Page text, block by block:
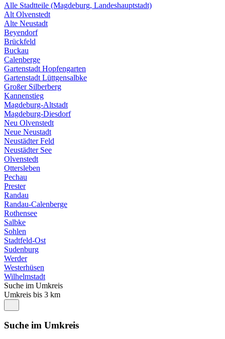
Alle Stadtteile (Magdeburg, Landeshauptstadt)
Alt Olvenstedt
Alte Neustadt
Beyendorf
Brückfeld
Buckau
Calenberge
Gartenstadt Hopfengarten
Gartenstadt Lüttgensalbke
Großer Silberberg
Kannenstieg
Magdeburg-Altstadt
Magdeburg-Diesdorf
Neu Olvenstedt
Neue Neustadt
Neustädter Feld
Neustädter See
Olvenstedt
Ottersleben
Pechau
Prester
Randau
Randau-Calenberge
Rothensee
Salbke
Sohlen
Stadtfeld-Ost
Sudenburg
Werder
Westerhüsen
Wilhelmstadt
Suche im Umkreis
Umkreis bis 3 km
Suche im Umkreis